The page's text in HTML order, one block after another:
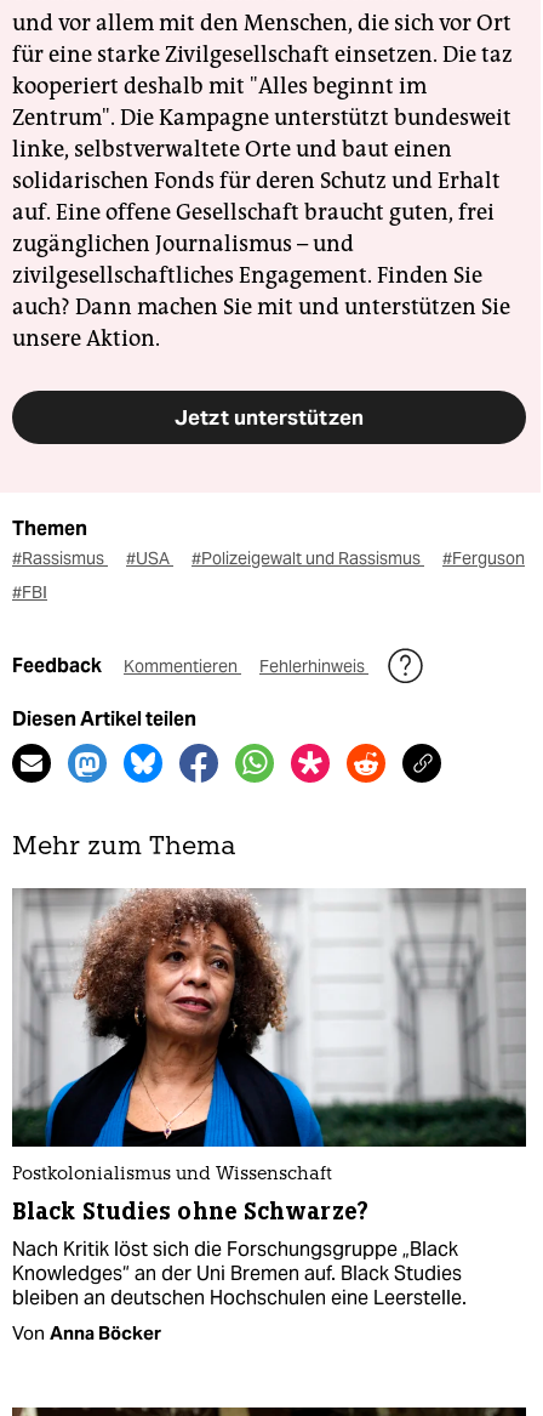
und vor allem mit den Menschen, die sich vor Ort
für eine starke Zivilgesellschaft einsetzen. Die taz
kooperiert deshalb mit "Alles beginnt im
Zentrum". Die Kampagne unterstützt bundesweit
linke, selbstverwaltete Orte und baut einen
solidarischen Fonds für deren Schutz und Erhalt
auf. Eine offene Gesellschaft braucht guten, frei
zugänglichen Journalismus – und
zivilgesellschaftliches Engagement. Finden Sie
auch? Dann machen Sie mit und unterstützen Sie
unsere Aktion.
Jetzt unterstützen
Themen
#Rassismus #USA #Polizeigewalt und Rassismus
#Ferguson
#FBI
Feedback Kommentieren Fehlerhinweis
Diesen Artikel teilen
Mehr zum Thema
Postkolonialismus und Wissenschaft
Black Studies ohne Schwarze?
Nach Kritik löst sich die Forschungsgruppe „Black
Knowledges“ an der Uni Bremen auf. Black Studies
bleiben an deutschen Hochschulen eine Leerstelle.
Von Anna Böcker